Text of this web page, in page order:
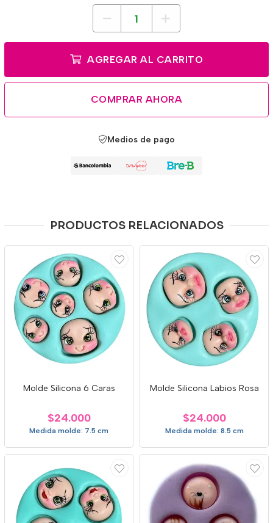
AGREGAR AL CARRITO
COMPRAR AHORA
Medios de pago
PRODUCTOS RELACIONADOS
Molde Silicona 6 Caras
$24.000
Medida molde: 7.5 cm
Molde Silicona Labios Rosa
$24.000
Medida molde: 8.5 cm